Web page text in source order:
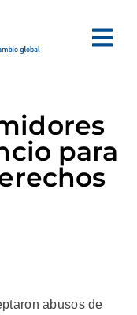
para
abusos de